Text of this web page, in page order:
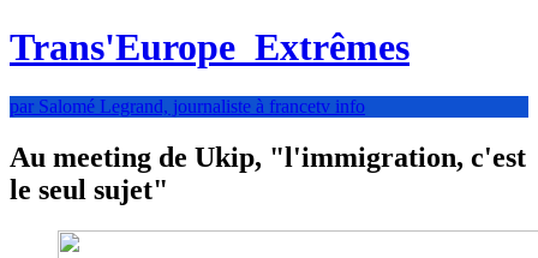
Trans'Europe Extrêmes
par Salomé Legrand, journaliste à francetv info
Au meeting de Ukip, "l'immigration, c'est
le seul sujet"